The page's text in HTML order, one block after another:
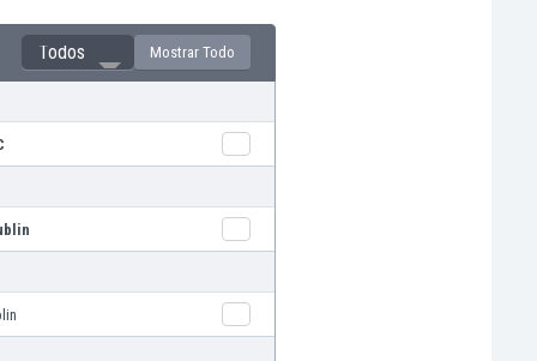
Todos Mostrar Todo